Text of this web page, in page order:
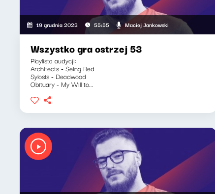
19 grudnia 2023 55:55 Maciej Jankowski
Wszystko gra ostrzej 53
Playlista audycji:
Architects - Seing Red
Sylosis - Deadwood
Obituary - My Will to...